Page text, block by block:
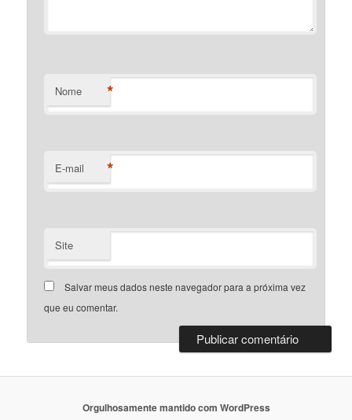
Nome *
E-mail *
Site
Salvar meus dados neste navegador para a próxima vez
que eu comentar.
Orgulhosamente mantido com WordPress